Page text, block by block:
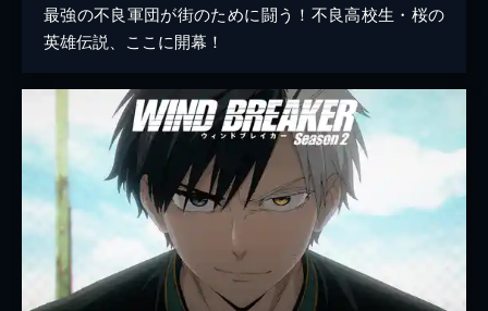
最強の不良軍団が街のために闘う！不良高校生・桜の
英雄伝説、ここに開幕！